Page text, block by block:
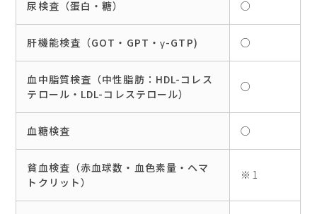
尿検査（蛋白・糖） ○
肝機能検査（GOT・GPT・γ-GTP) ○
血中脂質検査（中性脂肪：HDL-コレス
テロール・LDL-コレステロール）
○
血糖検査 ○
貧血検査（赤血球数・血色素量・ヘマ
トクリット）
※1